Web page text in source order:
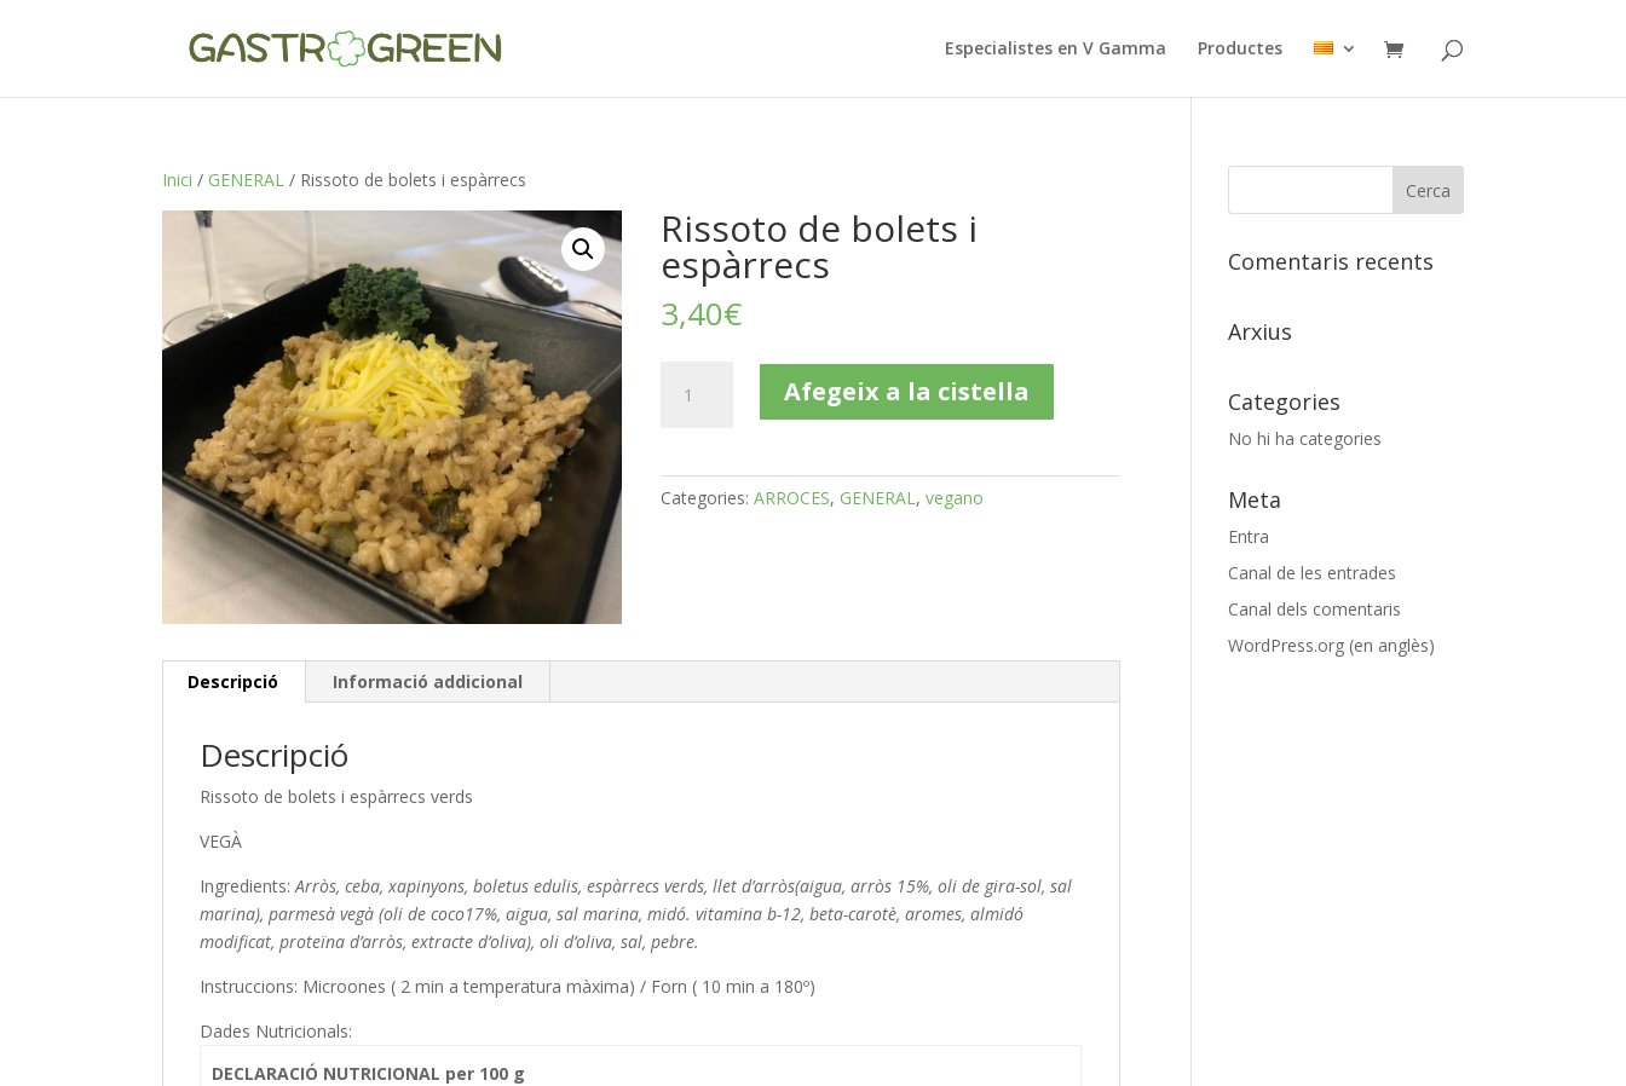
Especialistes en V Gamma Productes
Inici / GENERAL / Rissoto de bolets i espàrrecs
Rissoto de bolets i
espàrrecs
3,40€
Afegeix a la cistella
Categories:ARROCES, GENERAL,vegano
Descripció Informació addicional
Descripció
Rissoto de bolets i espàrrecs verds
VEGÀ
Ingredients:Arròs, ceba, xapinyons, boletus edulis, espàrrecs verds, llet d’arròs(aigua, arròs 15%, oli de gira-sol, sal
marina), parmesà vegà (oli de coco17%, aigua, sal marina, midó. vitamina b-12, beta-carotè, aromes, almidó
modificat, proteïna d’arròs, extracte d’oliva), oli d’oliva, sal, pebre.
Instruccions: Microones ( 2 min a temperatura màxima) / Forn ( 10 min a 180º)
Dades Nutricionals:
DECLARACIÓ NUTRICIONAL per 100 g
Comentaris recents
Arxius
Categories
No hi ha categories
Meta
Entra
Canal de les entrades
Canal dels comentaris
WordPress.org (en anglès)